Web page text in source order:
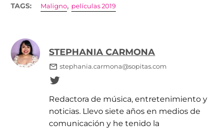
TAGS: Maligno, películas 2019
STEPHANIA CARMONA
stephania.carmona@sopitas.com
Redactora de música, entretenimiento y
noticias. Llevo siete años en medios de
comunicación y he tenido la